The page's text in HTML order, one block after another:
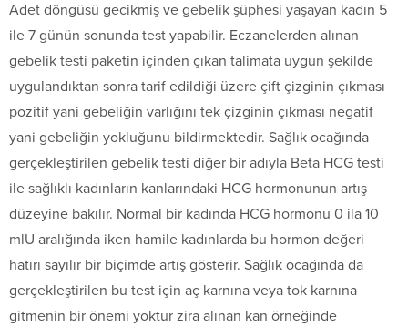
Adet döngüsü gecikmiş ve gebelik şüphesi yaşayan kadın 5
ile 7 günün sonunda test yapabilir. Eczanelerden alınan
gebelik testi paketin içinden çıkan talimata uygun şekilde
uygulandıktan sonra tarif edildiği üzere çift çizginin çıkması
pozitif yani gebeliğin varlığını tek çizginin çıkması negatif
yani gebeliğin yokluğunu bildirmektedir. Sağlık ocağında
gerçekleştirilen gebelik testi diğer bir adıyla Beta HCG testi
ile sağlıklı kadınların kanlarındaki HCG hormonunun artış
düzeyine bakılır. Normal bir kadında HCG hormonu 0 ila 10
mlU aralığında iken hamile kadınlarda bu hormon değeri
hatırı sayılır bir biçimde artış gösterir. Sağlık ocağında da
gerçekleştirilen bu test için aç karnına veya tok karnına
gitmenin bir önemi yoktur zira alınan kan örneğinde